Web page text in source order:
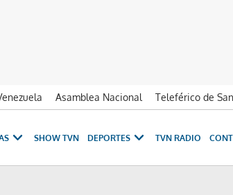
Asamblea Nacional Teleférico de
SHOW TVN DEPORTES TVN RADIO